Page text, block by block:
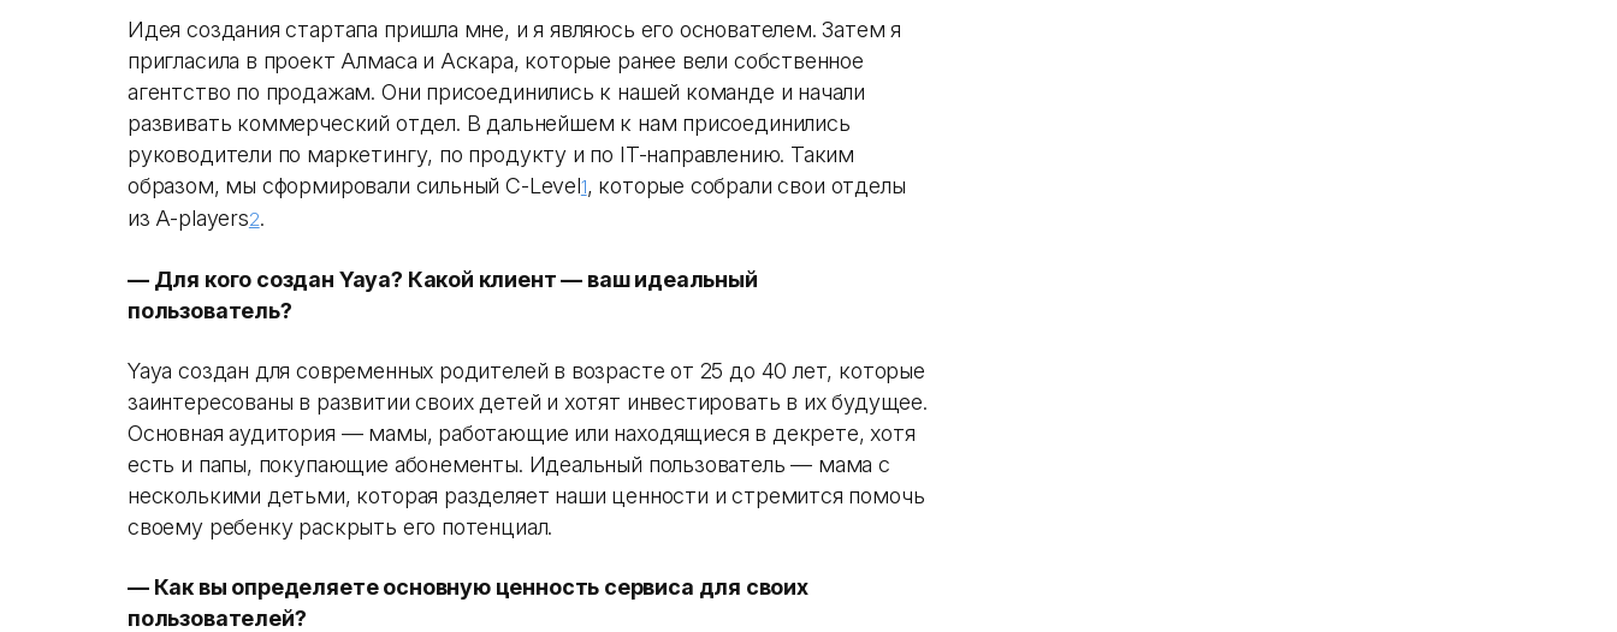
Идея создания стартапа пришла мне, и я являюсь его основателем. Затем я
пригласила в проект Алмаса и Аскара, которые ранее вели собственное
агентство по продажам. Они присоединились к нашей команде и начали
развивать коммерческий отдел. В дальнейшем к нам присоединились
руководители по маркетингу, по продукту и по IT-направлению. Таким
образом, мы сформировали сильный C-Level1, которые собрали свои отделы
из A-players2.
— Для кого создан Yaya? Какой клиент — ваш идеальный
пользователь?
Yaya создан для современных родителей в возрасте от 25 до 40 лет, которые
заинтересованы в развитии своих детей и хотят инвестировать в их будущее.
Основная аудитория — мамы, работающие или находящиеся в декрете, хотя
есть и папы, покупающие абонементы. Идеальный пользователь — мама с
несколькими детьми, которая разделяет наши ценности и стремится помочь
своему ребенку раскрыть его потенциал.
— Как вы определяете основную ценность сервиса для своих
пользователей?